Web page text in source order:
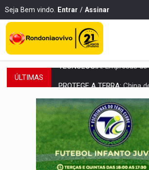
Seja Bem vindo. Entrar / Assinar
ÚLTIMAS China
VÍDEO:Motociclista morre após
PARECE UM NUGGET:Essa
EMPREENDEDORISMO:7 negócios
GIGANTE DA AMÉRICA:Brasil